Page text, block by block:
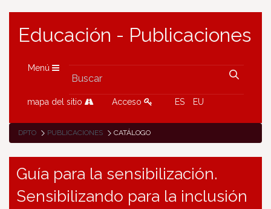
Educación - Publicaciones
Menú
mapa del sitio Acceso ES EU
DPTO PUBLICACIONES CATÁLOGO
Guía para la sensibilización.
Sensibilizando para la inclusión